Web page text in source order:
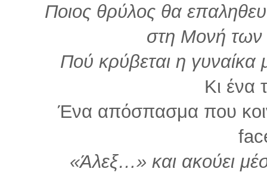
Ποιος θρύλος θα
στη Μονή
Πού κρύβεται η γυναίκα
Κι ένα
Ένα απόσπασμα που
«Άλεξ…» και ακούει